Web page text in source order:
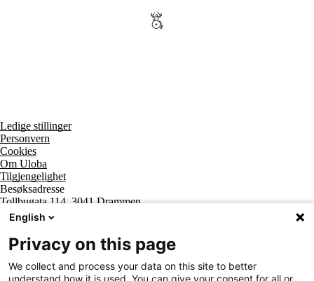
Ledige stillinger
Personvern
Cookies
Om Uloba
Tilgjengelighet
Besøksadresse
Tollbugata 114, 3041 Drammen
Postadresse
Postboks 2474 Strømsø, 3003 Drammen
Supportsenter tlf
800 20 202
Sentralbord tlf
32 20 59 10
English
Privacy on this page
We collect and process your data on this site to better
understand how it is used. You can give your consent for all or